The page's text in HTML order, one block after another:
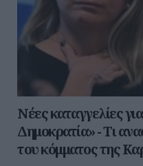
Νέες καταγγελίες
Δημοκρατία» - Τι
του κόμματος της